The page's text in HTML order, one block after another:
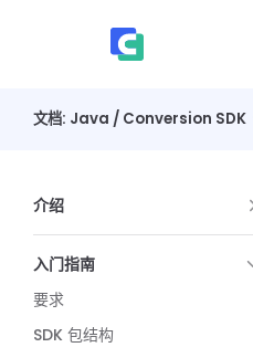
Skip to content
文档: Java / Conversion SDK
介绍
入门指南
要求
SDK 包结构